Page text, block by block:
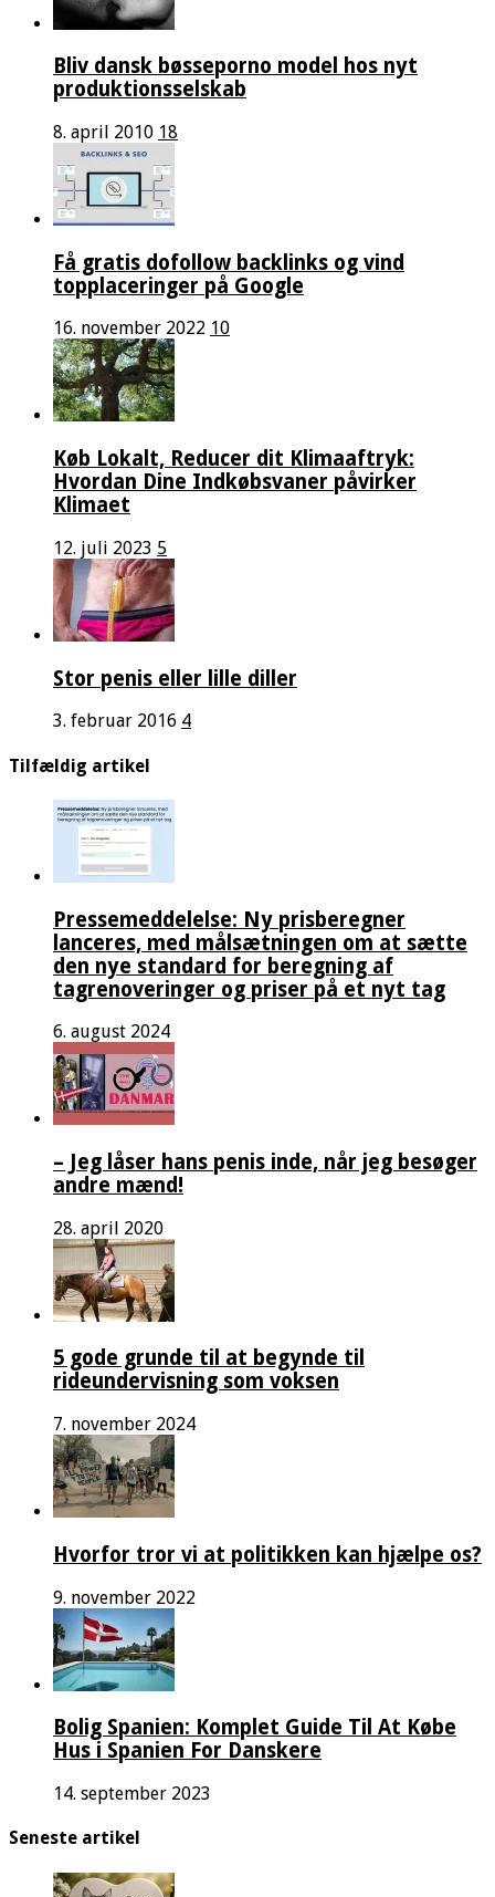
Bliv dansk bøsseporno model hos nyt
produktionsselskab
8. april 2010 18
Få gratis dofollow backlinks og vind
topplaceringer på Google
16. november 2022 10
Køb Lokalt, Reducer dit Klimaaftryk:
Hvordan Dine Indkøbsvaner påvirker
Klimaet
12. juli 2023 5
Stor penis eller lille diller
3. februar 2016 4
Tilfældig artikel
Pressemeddelelse: Ny prisberegner
lanceres, med målsætningen om at sætte
den nye standard for beregning af
tagrenoveringer og priser på et nyt tag
6. august 2024
– Jeg låser hans penis inde, når jeg besøger
andre mænd!
28. april 2020
5 gode grunde til at begynde til
rideundervisning som voksen
7. november 2024
Hvorfor tror vi at politikken kan hjælpe os?
9. november 2022
Bolig Spanien: Komplet Guide Til At Købe
Hus i Spanien For Danskere
14. september 2023
Seneste artikel